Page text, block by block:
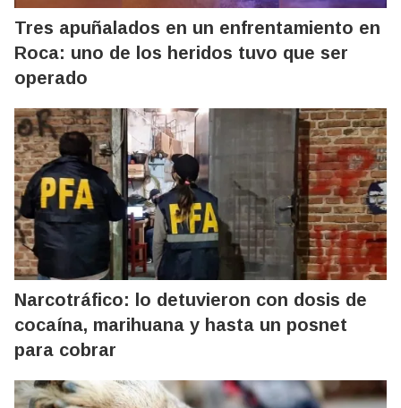
Tres apuñalados en un enfrentamiento en
Roca: uno de los heridos tuvo que ser
operado
Narcotráfico: lo detuvieron con dosis de
cocaína, marihuana y hasta un posnet
para cobrar